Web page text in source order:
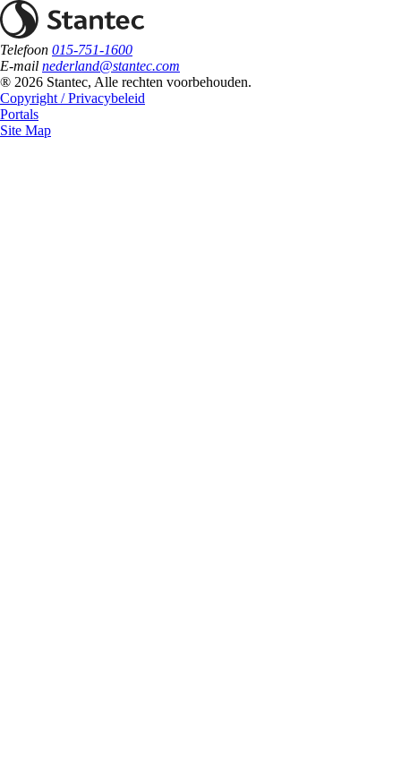
Telefoon 015-751-1600
E-mail nederland@stantec.com
® 2026 Stantec, Alle rechten voorbehouden.
Copyright / Privacybeleid
Portals
Site Map